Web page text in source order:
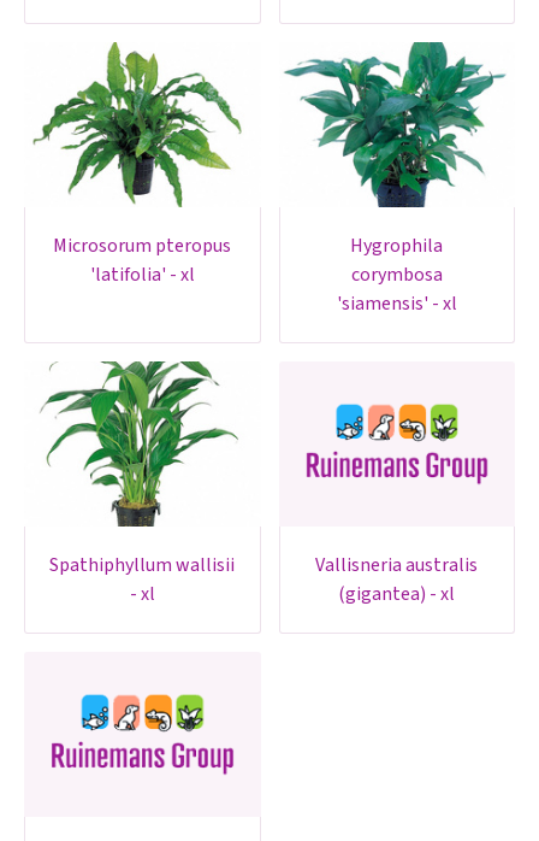
microsorum pteropus
'latifolia' - xl
hygrophila
corymbosa
'siamensis' - xl
spathiphyllum wallisii
- xl
vallisneria australis
(gigantea) - xl